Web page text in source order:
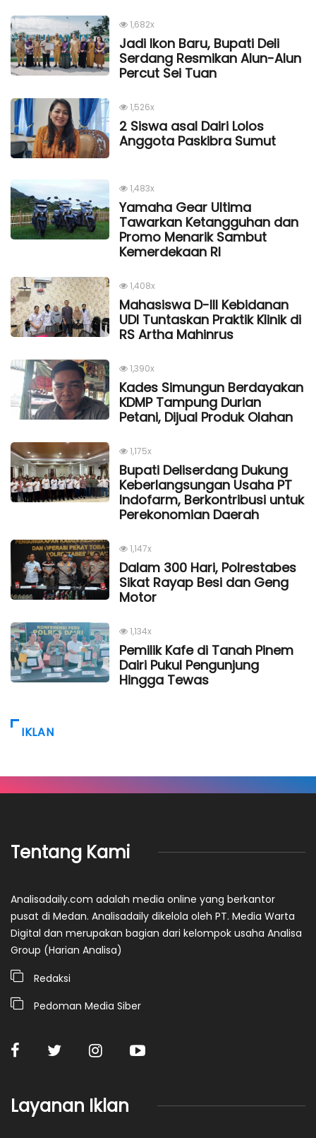
1,682x
Jadi Ikon Baru, Bupati Deli
Serdang Resmikan Alun-Alun
Percut Sei Tuan
1,526x
2 Siswa asal Dairi Lolos
Anggota Paskibra Sumut
1,483x
Yamaha Gear Ultima
Tawarkan Ketangguhan dan
Promo Menarik Sambut
Kemerdekaan Rl
1,408x
Mahasiswa D-III Kebidanan
UDI Tuntaskan Praktik Klinik di
RS Artha Mahinrus
1,390x
Kades Simungun Berdayakan
KDMP Tampung Durian
Petani, Dijual Produk Olahan
1,175x
Bupati Deliserdang Dukung
Keberlangsungan Usaha PT
Indofarm, Berkontribusi untuk
Perekonomian Daerah
1,147x
Dalam 300 Hari, Polrestabes
Sikat Rayap Besi dan Geng
Motor
1,134x
Pemilik Kafe di Tanah Pinem
Dairi Pukul Pengunjung
Hingga Tewas
IKLAN
Tentang Kami
Analisadaily.com adalah media online yang berkantor
pusat di Medan. Analisadaily dikelola oleh PT. Media Warta
Digital dan merupakan bagian dari kelompok usaha Analisa
Group (Harian Analisa)
Redaksi
Pedoman Media Siber
Layanan Iklan